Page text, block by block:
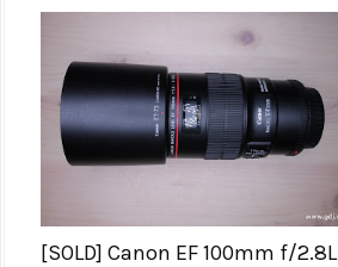
[SOLD] Canon EF 100mm f/2.8L